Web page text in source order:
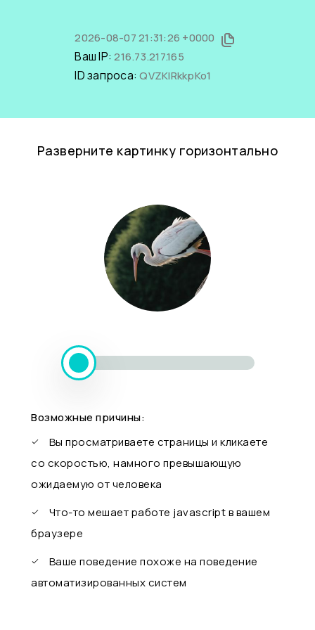
2026-08-07 21:31:26 +0000
Ваш IP:216.73.217.165
ID запроса:QVZKlRkkpKo1
Разверните картинку горизонтально
Возможные причины:
Вы просматриваете страницы и кликаете
со скоростью, намного превышающую
ожидаемую от человека
Что-то мешает работе javascript в вашем
браузере
Ваше поведение похоже на поведение
автоматизированных систем